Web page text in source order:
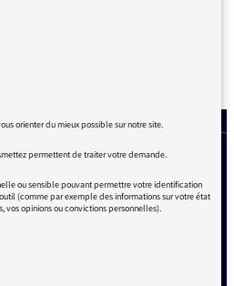
orienter du mieux possible sur notre site.
permettent de traiter votre demande.
ou sensible pouvant permettre votre identification
(comme par exemple des informations sur votre état
vos opinions ou convictions personnelles).